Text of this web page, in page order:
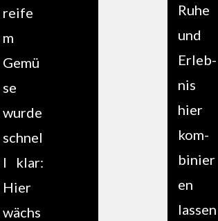
reife
m
Gemü
se
wurde
schnel
l klar:
Hier
wächs
Ruhe
und
Erleb­
nis
hier
kom­
binier
en
lassen